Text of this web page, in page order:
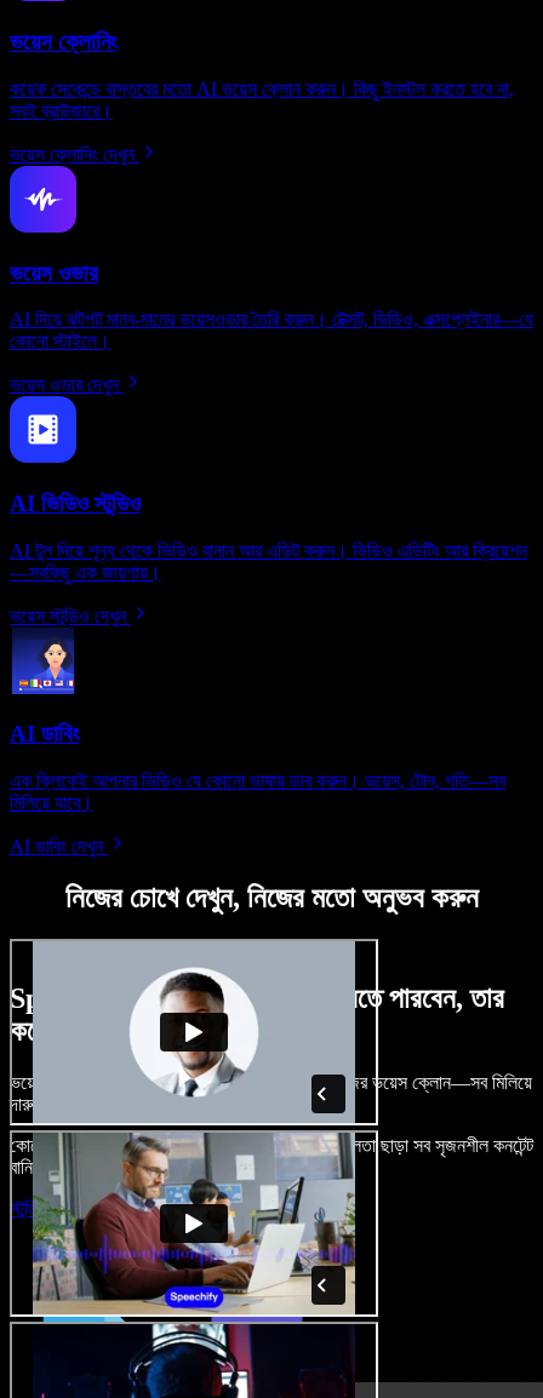
ভয়েস ক্লোনিং
কয়েক সেকেন্ডে বাস্তবের মতো AI ভয়েস ক্লোন করুন। কিছু ইনস্টল করতে হবে না,
সবই ব্রাউজারে।
ভয়েস ক্লোনিং দেখুন
ভয়েস ওভার
AI দিয়ে ঝটপট মানব-মানের ভয়েসওভার তৈরি করুন। টেক্সট, ভিডিও, এক্সপ্লেইনার—যে
কোনো স্টাইলে।
ভয়েস ওভার দেখুন
AI ভিডিও স্টুডিও
AI টুল দিয়ে শূন্য থেকে ভিডিও বানান আর এডিট করুন। ভিডিও এডিটিং আর ক্রিয়েশন
—সবকিছু এক জায়গায়।
ভয়েস স্টুডিও দেখুন
AI ডাবিং
এক ক্লিকেই আপনার ভিডিও যে কোনো ভাষায় ডাব করুন। ভয়েস, টোন, গতি—সব
মিলিয়ে যাবে।
AI ডাবিং দেখুন
নিজের চোখে দেখুন, নিজের মতো অনুভব করুন
Speechify Studio দিয়ে কী কী করতে পারবেন, তার
কয়েকটা উদাহরণ দেখুন
ভয়েসওভার, রয়্যালটি-ফ্রি ছবি, অডিও, ভিডিও যোগ, নিজের ভয়েস ক্লোন—সব মিলিয়ে
দারুণ মনে রাখার মতো অডিও-ভিডিও প্রজেক্ট বানান।
কোনো শেখার ঝামেলা নেই, শুধু ব্রাউজারে খুলুন—আর দুর্বলতা ছাড়া সব সৃজনশীল কনটেন্ট
বানিয়ে ফেলুন।
স্টুডিও চালু করুন